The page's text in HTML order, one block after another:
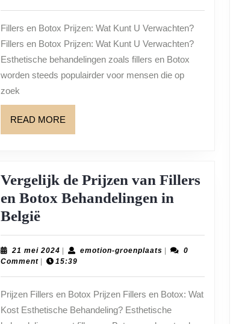
en
Botox
Behandelingen:
Wat
Fillers en Botox Prijzen: Wat Kunt U Verwachten?
Fillers en Botox Prijzen: Wat Kunt U Verwachten?
Esthetische behandelingen zoals fillers en Botox
worden steeds populairder voor mensen die op
zoek
READ MORE
MORE
Vergelijk de Prijzen van Fillers
en Botox Behandelingen in
BelgiëVergelijk
de
Prijzen
van
Fillers
en
21 mei 2024 21
mei
emotion-groenplaatsemotion-
0
Comment
15:39
Prijzen Fillers en Botox Prijzen Fillers en Botox: Wat
Kost Esthetische Behandeling? Esthetische